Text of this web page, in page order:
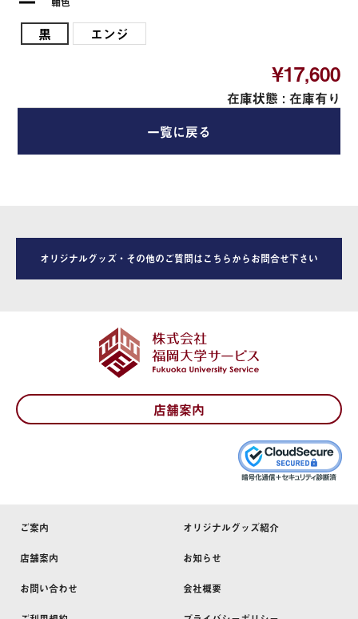
黒 エンジ
¥17,600
在庫状態 : 在庫有り
一覧に戻る
オリジナルグッズ・その他のご質問はこちらからお問合せ下さい
店舗案内
ご案内 オリジナルグッズ紹介
店舗案内 お知らせ
お問い合わせ 会社概要